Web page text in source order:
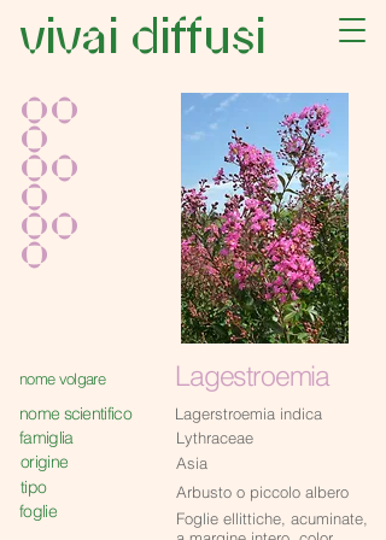
vivai diffusi
oo
o
oo
o
oo
o
Lagestroemia
nome volgare
nome scientifico Lagerstroemia indica
famiglia Lythraceae
origine Asia
tipo Arbusto o piccolo albero
foglie
Foglie ellittiche, acuminate,